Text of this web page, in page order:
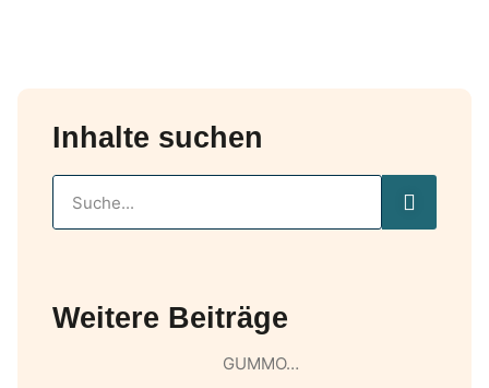
Inhalte suchen
Weitere Beiträge
GUMMO…